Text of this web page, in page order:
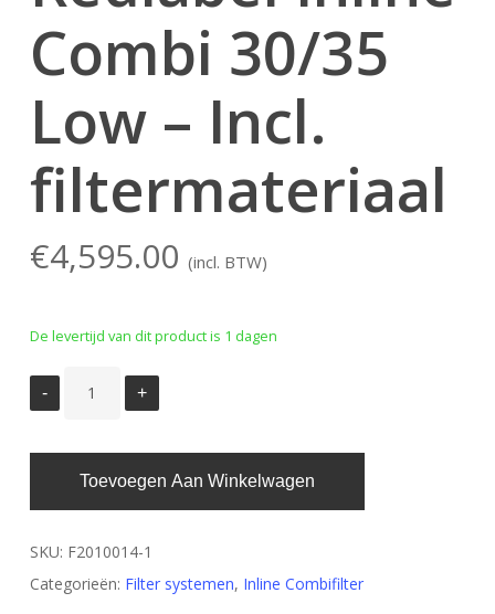
Combi 30/35
Low – Incl.
filtermateriaal
€4,595.00 (incl. BTW)
De levertijd van dit product is 1 dagen
Toevoegen Aan Winkelwagen
SKU: F2010014-1
Categorieën: Filter systemen, Inline Combifilter